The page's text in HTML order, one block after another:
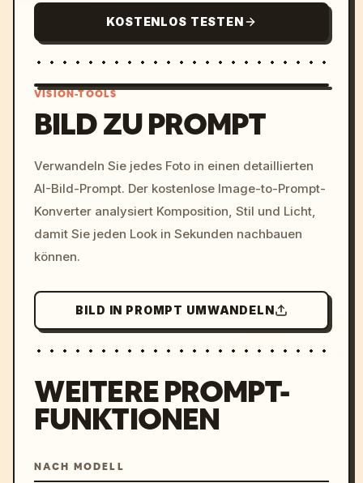
KOSTENLOS TESTEN
c, cyberpunk sunset, neon
colors, 8k --v 6.0
VISION-TOOLS
BILD ZU PROMPT
Verwandeln Sie jedes Foto in einen detaillierten
AI-Bild-Prompt. Der kostenlose Image-to-Prompt-
Konverter analysiert Komposition, Stil und Licht,
damit Sie jeden Look in Sekunden nachbauen
können.
BILD IN PROMPT UMWANDELN
WEITERE PROMPT-
FUNKTIONEN
NACH MODELL